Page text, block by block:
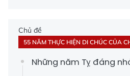
Chủ đề
55 NĂM THỰC HIỆN DI CHÚC CỦA
Những năm Tỵ đáng